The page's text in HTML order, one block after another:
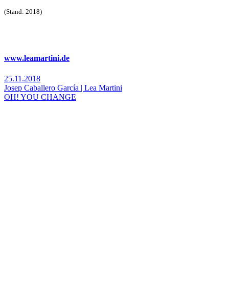
(Stand: 2018)
www.leamartini.de
25.11.2018
Josep Caballero García | Lea Martini
OH! YOU CHANGE